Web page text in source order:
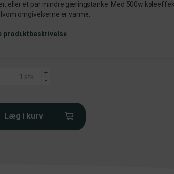
eller et par mindre gæringstanke. Med 500w
omgivelserne er varme.
produktbeskrivelse
+
-
Læg i kurv